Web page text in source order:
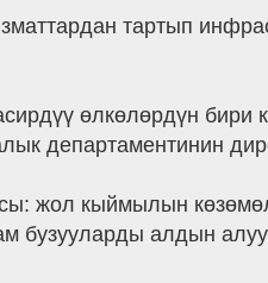
тартып
өлкөлөрдүн
департаментинин
жол кыймылын
алдын алуу